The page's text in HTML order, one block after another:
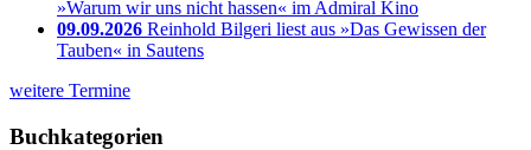
»Warum wir uns nicht hassen« im Admiral Kino
09.09.2026 Reinhold Bilgeri liest aus »Das Gewissen der
Tauben« in Sautens
weitere Termine
Buchkategorien